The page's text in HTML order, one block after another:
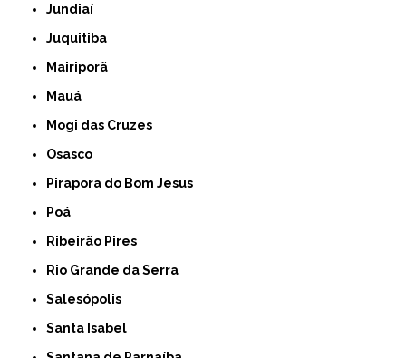
Jundiaí
Juquitiba
Mairiporã
Mauá
Mogi das Cruzes
Osasco
Pirapora do Bom Jesus
Poá
Ribeirão Pires
Rio Grande da Serra
Salesópolis
Santa Isabel